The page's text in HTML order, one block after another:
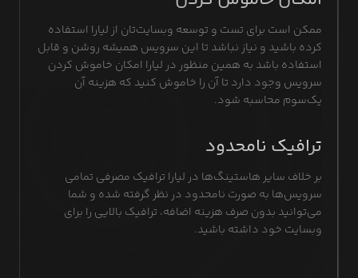
ممکن است برای تست و توسعه وبسایت‌تان از لیارا استفاده
کرده باشید و نیاز نباشد تا این سرویس همیشه روشن و قابل
استفاده باشد به همین منظور در لیارا امکان خاموش کردن
سرویس وجود دارد تا آن را خاموش کنید که هزینه آن
یک‌سوم محاسبه شود.
ترافیک نامحدود
بر خلاف سایر هاستینگ‌ها در لیارا ترافیک مصرفی تمامی
سرویس‌ها به صورت نامحدود در نظر گرفته شده و شما
می‌توانید بدون صرف هزینه اضافه، ترافیک بالایی را برای
وبسایت خود داشته باشید.